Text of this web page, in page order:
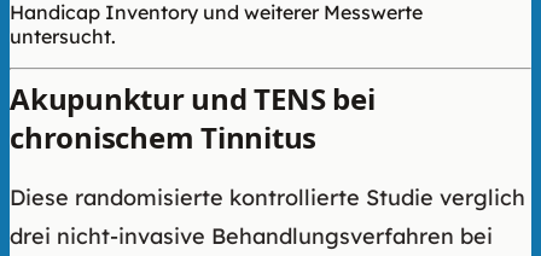
Handicap Inventory und weiterer Messwerte
untersucht.
Akupunktur und TENS bei
chronischem Tinnitus
Diese randomisierte kontrollierte Studie verglich
drei nicht-invasive Behandlungsverfahren bei